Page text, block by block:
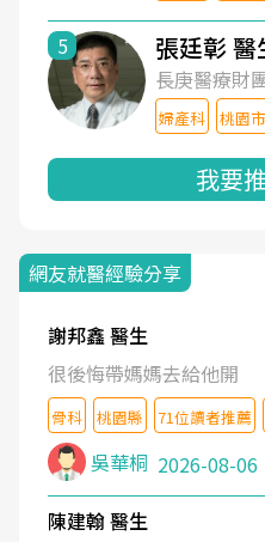
5 張廷彰 醫
長庚醫療財
婦產科 桃園市
我要
網友就醫經驗分享
謝邦鑫 醫生
很後悔帶媽媽去給他開
骨科 桃園縣 71位讀者推薦
吳華桐 2026-08-06
陳建翰 醫生